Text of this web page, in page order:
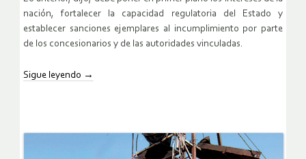
nación, fortalecer la capacidad regulatoria del Estado y
establecer sanciones ejemplares al incumplimiento por parte
de los concesionarios y de las autoridades vinculadas.
Sigue leyendo →